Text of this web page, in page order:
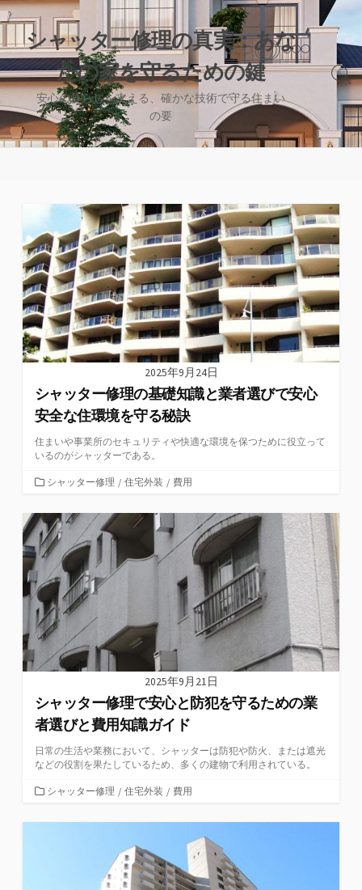
コ
ン
テ
ン
ツ
へ
ス
キ
シャッター修理の真実：あな
たの家を守るための鍵
安心の暮らしを支える、確かな技術で守る住まい
の要
検
索
切
り
替
2025年9月24日
シャッター修理の基礎知識と業者選びで安心
安全な住環境を守る秘訣
住まいや事業所のセキュリティや快適な環境を保つために役立って
いるのがシャッターである。
カ
ゴ
リ
ー
シャッター修理 / 住宅外装 / 費用
2025年9月21日
シャッター修理で安心と防犯を守るための業
者選びと費用知識ガイド
日常の生活や業務において、シャッターは防犯や防火、または遮光
などの役割を果たしているため、多くの建物で利用されている。
カ
ゴ
シャッター修理 / 住宅外装 / 費用